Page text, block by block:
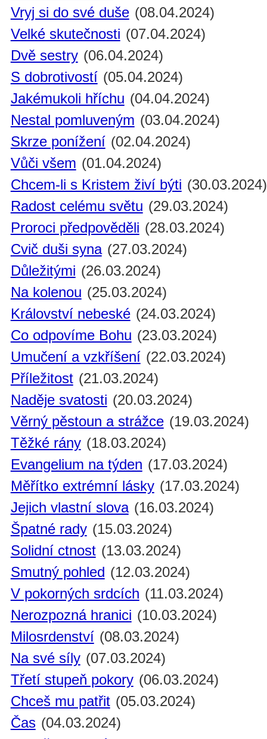
Vryj si do své duše (08.04.2024)
Velké skutečnosti (07.04.2024)
Dvě sestry (06.04.2024)
S dobrotivostí (05.04.2024)
Jakémukoli hříchu (04.04.2024)
Nestal pomluveným (03.04.2024)
Skrze ponížení (02.04.2024)
Vůči všem (01.04.2024)
Chcem-li s Kristem živí býti (30.03.2024)
Radost celému světu (29.03.2024)
Proroci předpověděli (28.03.2024)
Cvič duši syna (27.03.2024)
Důležitými (26.03.2024)
Na kolenou (25.03.2024)
Království nebeské (24.03.2024)
Co odpovíme Bohu (23.03.2024)
Umučení a vzkříšení (22.03.2024)
Příležitost (21.03.2024)
Naděje svatosti (20.03.2024)
Věrný pěstoun a strážce (19.03.2024)
Těžké rány (18.03.2024)
Evangelium na týden (17.03.2024)
Měřítko extrémní lásky (17.03.2024)
Jejich vlastní slova (16.03.2024)
Špatné rady (15.03.2024)
Solidní ctnost (13.03.2024)
Smutný pohled (12.03.2024)
V pokorných srdcích (11.03.2024)
Nerozpozná hranici (10.03.2024)
Milosrdenství (08.03.2024)
Na své síly (07.03.2024)
Třetí stupeň pokory (06.03.2024)
Chceš mu patřit (05.03.2024)
Čas (04.03.2024)